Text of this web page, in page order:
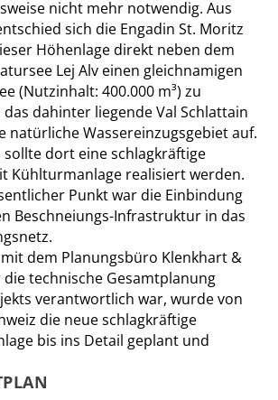
nicht mehr notwendig. Aus
sich die Engadin St. Moritz
Höhenlage direkt neben dem
Lej Alv einen gleichnamigen
(Nutzinhalt: 400.000 m³) zu
dahinter liegende Val Schlattain
natürliche Wasser­einzugsgebiet auf.
dort eine schlagkräftige
Kühlturmanlage realisiert werden.
Punkt war die Einbindung
Beschneiungs-Infrastruktur in das
dem Planungsbüro Klenkhart &
technische Gesamtplanung
verantwortlich war, wurde von
die neue schlagkräftige
bis ins Detail geplant und